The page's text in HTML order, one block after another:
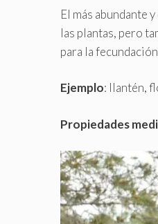
El más abundante
las plantas, pero
para la
Ejemplo: llantén,
Propiedades